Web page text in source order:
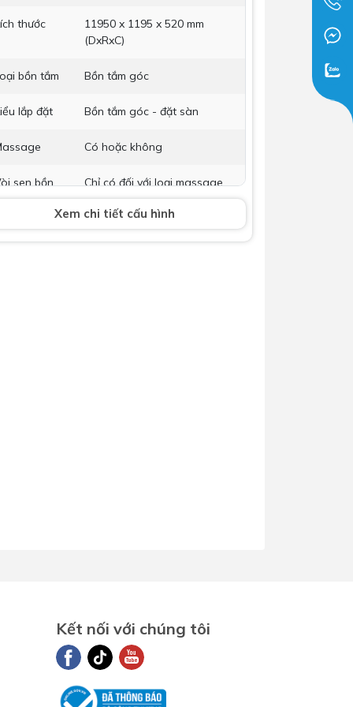
Dịch Vụ Lắp Đặt Bồn Cầu &
Lavabo Lộc Nghi Cần Thơ –
thước
11950 x 1195 x 520 mm
(DxRxC)
bồn tắm Bồn tắm góc
lắp đặt Bồn tắm góc - đặt sàn
Có hoặc không
sen bồn
Chỉ có đối với loại massage
kiện kèm
Không bao gồm
Xem chi tiết cấu hình
Kết nối với chúng tôi